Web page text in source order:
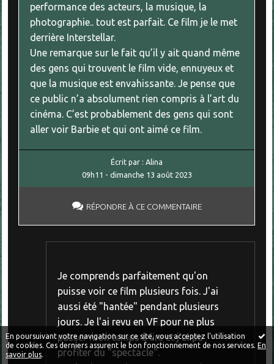
En poursuivant votre navigation sur ce site, vous acceptez l'utilisation
de cookies. Ces derniers assurent le bon fonctionnement de nos services. En
savoir plus.
performance des acteurs, la musique, la
photographie.. tout est parfait. Ce film je le met
derrière Interstellar.
Une remarque sur le fait qu’il y ait quand même
des gens qui trouvent le film vide, ennuyeux et
que la musique est envahissante. Je pense que
ce public n’a absolument rien compris à l’art du
cinéma. C’est probablement des gens qui sont
aller voir Barbie et qui ont aimé ce film.
Écrit par :Alina
09h11 - dimanche 13 août 2023
RÉPONDRE À CE COMMENTAIRE
Je comprends parfaitement qu'on
puisse voir ce film plusieurs fois. J'ai
aussi été "hantée" pendant plusieurs
jours. Je l'ai revu en VF pour ne plus
passer mon temps à lire et j'ai pu
profiter du "spectacle".